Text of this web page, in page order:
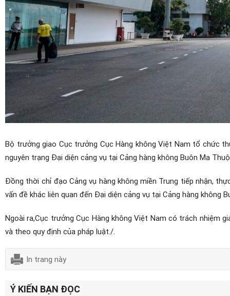
Bộ trưởng giao Cục trưởng Cục Hàng không Việt Nam tổ chức
nguyên trạng Đại diện cảng vụ tại Cảng hàng không Buôn Ma
Đồng thời chỉ đạo Cảng vụ hàng không miền Trung tiếp nhận,
vấn đề khác liên quan đến Đại diện cảng vụ tại Cảng hàng không
Ngoài ra,Cục trưởng Cục Hàng không Việt Nam có trách nhiệm
và theo quy định của pháp luật./.
In trang này
Ý KIẾN BẠN ĐỌC